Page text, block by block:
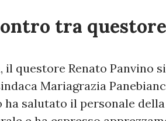
tra
questore Renato Panvino
Mariagrazia
salutato il personale